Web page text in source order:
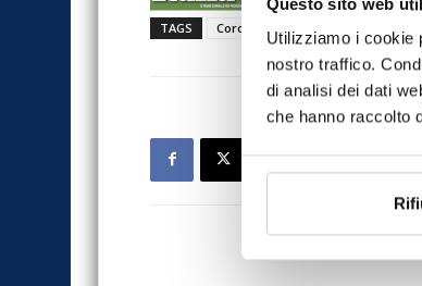
Questo sito web
Utilizziamo i cookie
nostro traffico.
di analisi dei dati
che hanno raccolto
TAGS Coronavirus